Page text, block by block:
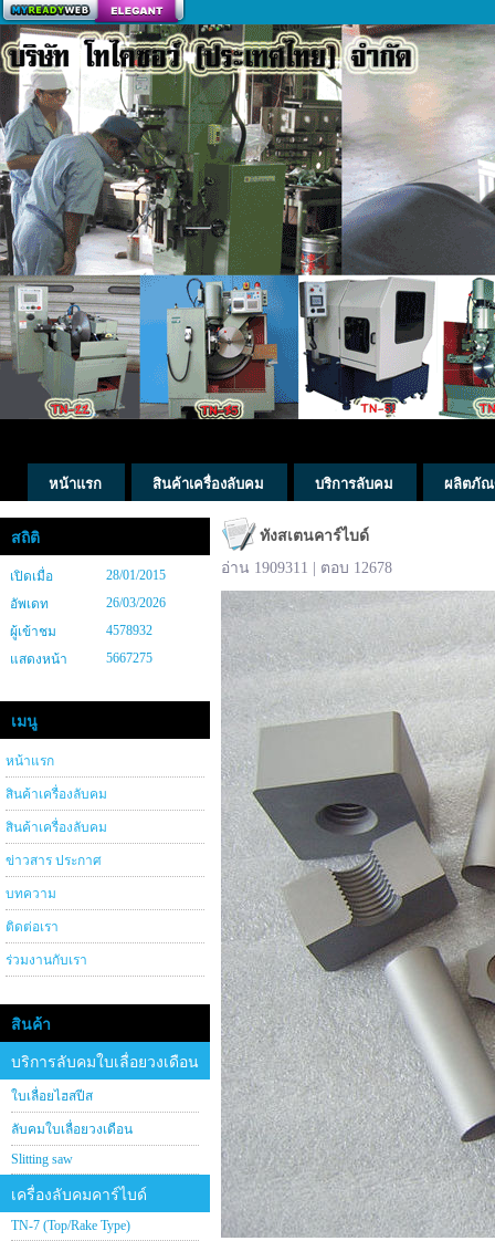
สร้างเว็บ
หน้าแรก สินค้าเครื่องลับคม บริการลับคม ผลิตภัณ
สถิติ
เปิดเมื่อ
28/01/2015
อัพเดท
26/03/2026
ผู้เข้าชม
4578932
แสดงหน้า
5667275
เมนู
หน้าแรก
สินค้าเครื่องลับคม
สินค้าเครื่องลับคม
ข่าวสาร ประกาศ
บทความ
ติดต่อเรา
ร่วมงานกับเรา
สินค้า
บริการลับคมใบเลื่อยวงเดือน
ใบเลื่อยไฮสปีส
ลับคมใบเลื่อยวงเดือน
Slitting saw
เครื่องลับคมคาร์ไบด์
TN-7 (Top/Rake Type)
ทังสเตนคาร์ไบด์
อ่าน 1909311 | ตอบ 12678